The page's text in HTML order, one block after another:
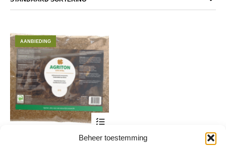
Beheer toestemming
AANBIEDING
meerdere